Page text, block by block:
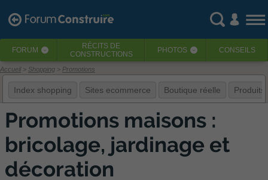
FORUM ‹ RÉCITS DE
CONSTRUCTIONS
PHOTOS ‹ CONSEILS
Accueil Shopping Promotions
Index shopping Sites ecommerce Boutique réelle Produits
Promotions maisons :
bricolage, jardinage et
décoration